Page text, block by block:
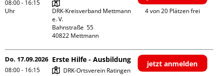
08:00 - 16:15
Uhr
DRK-Kreisverband Mettmann
e. V.
Bahnstraße  55
4 von 20 Plätzen frei
Do. 17.09.2026
08:00 - 16:15
Erste Hilfe - Ausbildung
DRK-Ortsverein Ratingen
jetzt anmelden